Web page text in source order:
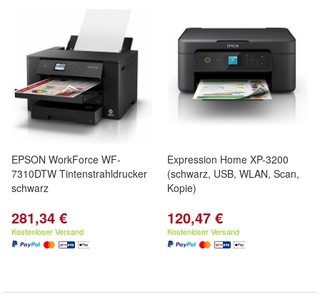
EPSON WorkForce WF-
7310DTW Tintenstrahldrucker
schwarz
281,34 €
Kostenloser Versand
Expression Home XP-3200
(schwarz, USB, WLAN, Scan,
Kopie)
120,47 €
Kostenloser Versand